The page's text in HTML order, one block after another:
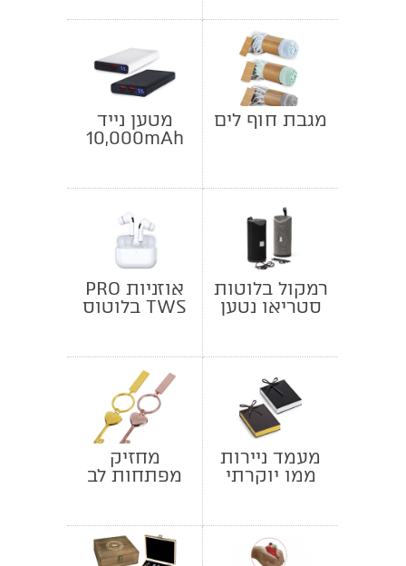
מגבת חוף לים
מטען נייד
10,000mAh
רמקול בלוטות
סטריאו נטען
אוזניות PRO
TWS בלוטוס
מעמד ניירות
ממו יוקרתי
מחזיק
מפתחות לב